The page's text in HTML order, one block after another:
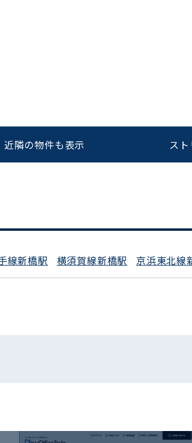
0120-620-
近隣の物件も表示 ス
線新橋駅 横須賀線新橋駅 京浜東北線